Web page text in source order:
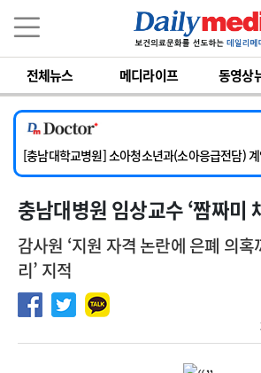
전체뉴스 메디라이프 동영상
[서울아산병원] 2026년 하반기 인턴 모집
[영남대학교의료원] 마취통증의학과 임기제 임상
[충남대학교병원] 소아청소년과(소아응급전담)
[동부병원] 계약직(응급의학과 전문의) 직원모집
[이대목동병원] 하반기 전공의(레지던트1년차) 모
[영남대학교의료원] 마취통증의학과 임기제 임상
충남대병원 임상교수 ‘짬짜미
감사원 ‘지원 자격 논란에 은폐 의
리’ 지적